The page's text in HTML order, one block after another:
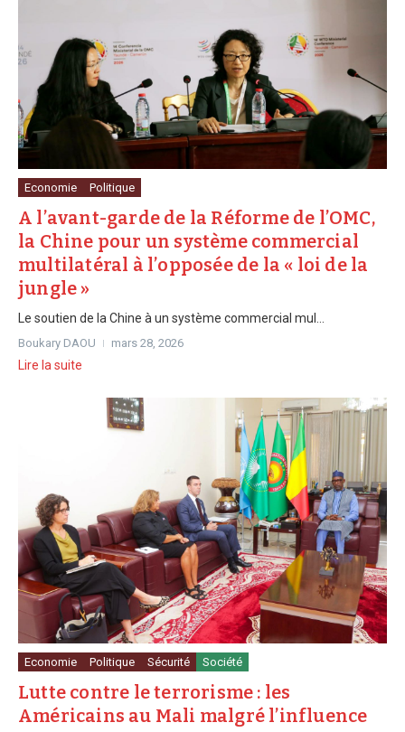
Economie Politique
A l’avant-garde de la Réforme de l’OMC,
la Chine pour un système commercial
multilatéral à l’opposée de la « loi de la
jungle »
Le soutien de la Chine à un système commercial mul...
Boukary DAOU mars 28, 2026
Lire la suite
Economie Politique Sécurité Société
Lutte contre le terrorisme : les
Américains au Mali malgré l’influence